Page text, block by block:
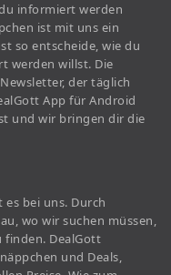
informiert werden
ist mit uns ein
so entscheide, wie du
werden willst. Die
der täglich
App für Android
und wir bringen dir die
bei uns. Durch
wo wir suchen müssen,
finden. DealGott
und Deals,